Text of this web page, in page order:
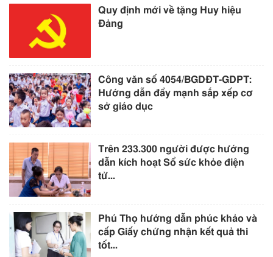
Quy định mới về tặng Huy hiệu
Đảng
Công văn số 4054/BGDĐT-GDPT:
Hướng dẫn đẩy mạnh sắp xếp cơ
sở giáo dục
Trên 233.300 người được hướng
dẫn kích hoạt Sổ sức khỏe điện
tử...
Phú Thọ hướng dẫn phúc khảo và
cấp Giấy chứng nhận kết quả thi
tốt...